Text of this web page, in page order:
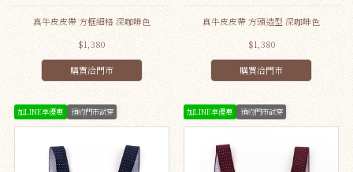
真牛皮皮帶 方框細格 深咖啡色
$1,380
購買洽門市
真牛皮皮帶 方頭造型 深咖啡色
$1,380
購買洽門市
加LINE享優惠 預約門市試穿 加LINE享優惠 預約門市試穿